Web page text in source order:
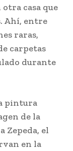
casa que
Ahí, entre
raras,
carpetas
durante
pintura
de la
Zepeda, el
en la